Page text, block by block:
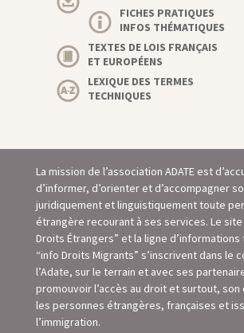
FICHES PRATIQUES
INFOS THÉMATIQUES
TEXTES DE LOIS FRANÇAIS
ET EUROPÉENS
LEXIQUE DES TERMES
TECHNIQUES
La mission de l’association ADATE est
d’informer, d’orienter et d’accompagner
juridiquement et linguistiquement toute
étrangère recourant à ses services. Le
Droits Étrangers” et la ligne
“info Droits Migrants” s’inscrivent dans le
l’Adate, sur le terrain et avec ses
promouvoir l’accès au droit et surtout,
les personnes étrangères, françaises et
l’immigration.